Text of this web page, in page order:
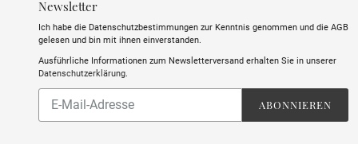
Newsletter
Ich habe die Datenschutzbestimmungen zur Kenntnis genommen und die AGB
gelesen und bin mit ihnen einverstanden.
Ausführliche Informationen zum Newsletterversand erhalten Sie in unserer
Datenschutzerklärung.
unsere
ABONNIEREN